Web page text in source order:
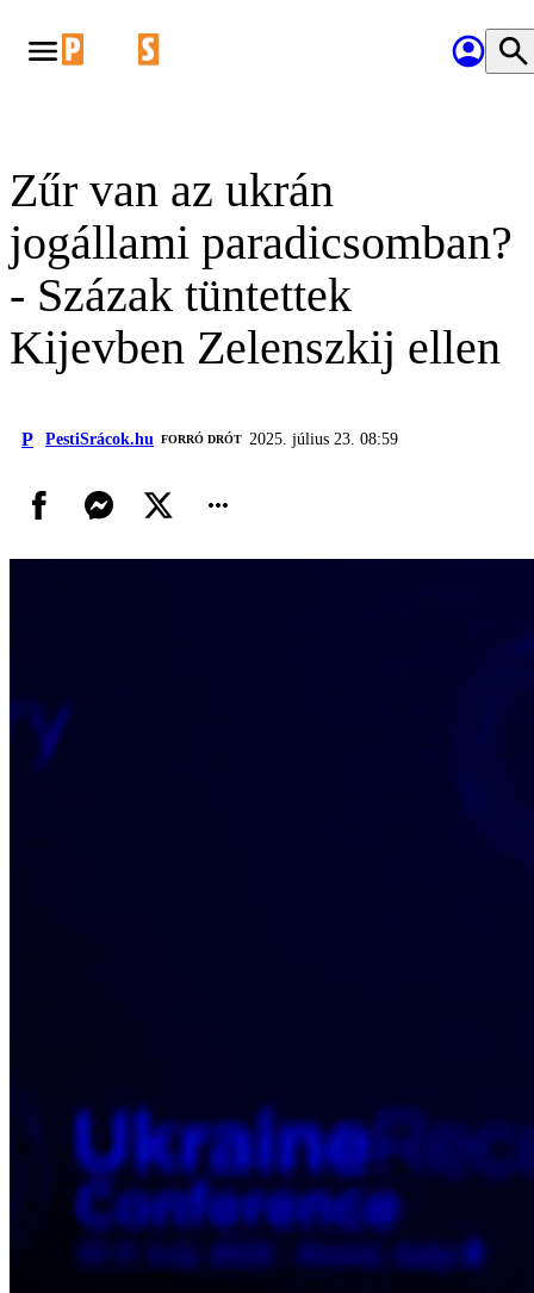
Zűr van az ukrán
jogállami paradicsomban?
- Százak tüntettek
Kijevben Zelenszkij ellen
P PestiSrácok.hu FORRÓ DRÓT 2025. július 23. 08:59